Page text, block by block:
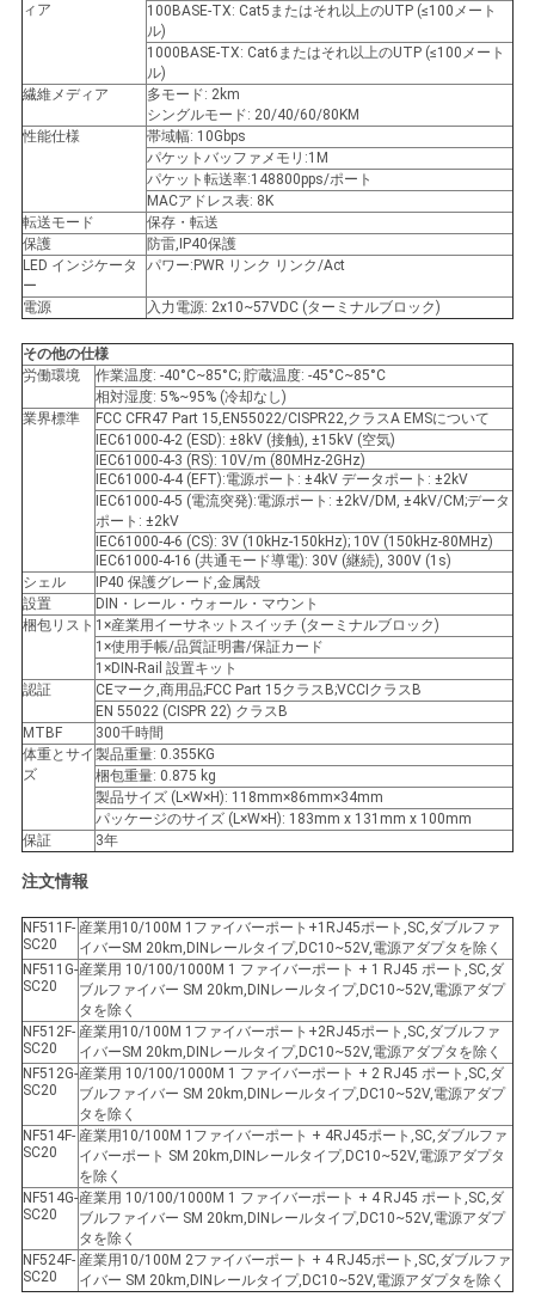
図
プ
ラ
イ
バ
シ
ー
ポ
ィア
100BASE-TX: Cat5またはそれ以上のUTP (≤100メート
ル)
1000BASE-TX: Cat6またはそれ以上のUTP (≤100メート
ル)
繊維メディア
多モード: 2km
シングルモード: 20/40/60/80KM
性能仕様
帯域幅: 10Gbps
パケットバッファメモリ:1M
パケット転送率:148800pps/ポート
MACアドレス表: 8K
転送モード
保存・転送
保護
防雷,IP40保護
LED インジケータ
ー
パワー:PWR リンク リンク/Act
電源 入力電源: 2x10~57VDC (ターミナルブロック)
その他の仕様
労働環境
作業温度: -40°C~85°C; 貯蔵温度: -45°C~85°C
相対湿度: 5%~95% (冷却なし)
業界標準
FCC CFR47 Part 15,EN55022/CISPR22,クラスA EMSについて
IEC61000-4-2 (ESD): ±8kV (接触), ±15kV (空気)
IEC61000-4-3 (RS): 10V/m (80MHz-2GHz)
IEC61000-4-4 (EFT):電源ポート: ±4kV データポート: ±2kV
IEC61000-4-5 (電流突発):電源ポート: ±2kV/DM, ±4kV/CM;データ
ポート: ±2kV
IEC61000-4-6 (CS): 3V (10kHz-150kHz); 10V (150kHz-80MHz)
IEC61000-4-16 (共通モード導電): 30V (継続), 300V (1s)
シェル
IP40 保護グレード,金属殻
設置
DIN・レール・ウォール・マウント
梱包リスト 1×産業用イーサネットスイッチ (ターミナルブロック)
1×使用手帳/品質証明書/保証カード
1×DIN-Rail 設置キット
認証
CEマーク,商用品;FCC Part 15クラスB;VCCIクラスB
EN 55022 (CISPR 22) クラスB
MTBF
300千時間
体重とサイ
ズ
製品重量: 0.355KG
梱包重量: 0.875 kg
製品サイズ (L×W×H): 118mm×86mm×34mm
パッケージのサイズ (L×W×H): 183mm x 131mm x 100mm
保証
3年
注文情報
NF511F-
SC20
産業用10/100M 1ファイバーポート+1RJ45ポート,SC,ダブルファ
イバーSM 20km,DINレールタイプ,DC10~52V,電源アダプタを除く
NF511G-
SC20
産業用 10/100/1000M 1 ファイバーポート + 1 RJ45 ポート,SC,ダ
ブルファイバー SM 20km,DINレールタイプ,DC10~52V,電源アダプ
タを除く
NF512F-
SC20
産業用10/100M 1ファイバーポート+2RJ45ポート,SC,ダブルファ
イバーSM 20km,DINレールタイプ,DC10~52V,電源アダプタを除く
NF512G-
SC20
産業用 10/100/1000M 1 ファイバーポート + 2 RJ45 ポート,SC,ダ
ブルファイバー SM 20km,DINレールタイプ,DC10~52V,電源アダプ
タを除く
NF514F-
SC20
産業用10/100M 1ファイバーポート + 4RJ45ポート,SC,ダブルファ
イバーポート SM 20km,DINレールタイプ,DC10~52V,電源アダプタ
を除く
NF514G-
SC20
産業用 10/100/1000M 1 ファイバーポート + 4 RJ45 ポート,SC,ダ
ブルファイバー SM 20km,DINレールタイプ,DC10~52V,電源アダプ
タを除く
NF524F-
SC20
産業用10/100M 2ファイバーポート + 4 RJ45ポート,SC,ダブルファ
イバー SM 20km,DINレールタイプ,DC10~52V,電源アダプタを除く